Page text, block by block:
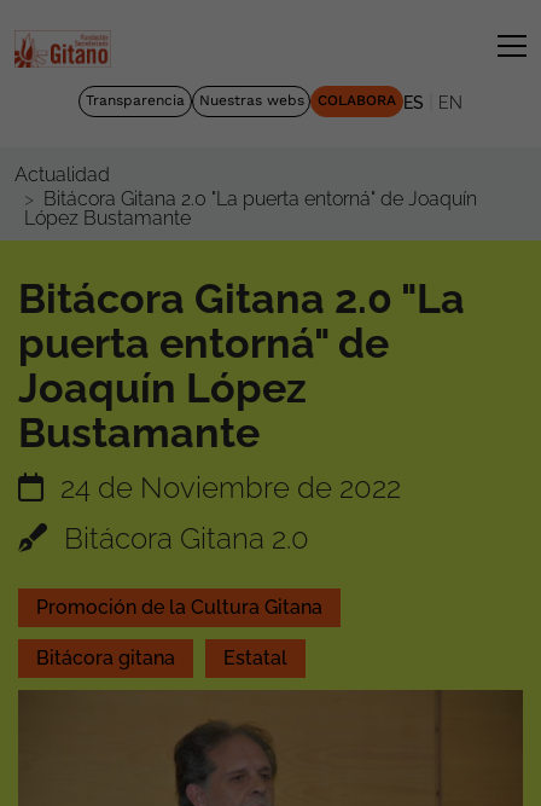
Transparencia Nuestras webs COLABORA ES EN
Actualidad
Bitácora Gitana 2.0 "La puerta entorná" de Joaquín
López Bustamante
Bitácora Gitana 2.0 "La
puerta entorná" de
Joaquín López
Bustamante
24 de Noviembre de 2022
Bitácora Gitana 2.0
Promoción de la Cultura Gitana
Bitácora gitana Estatal